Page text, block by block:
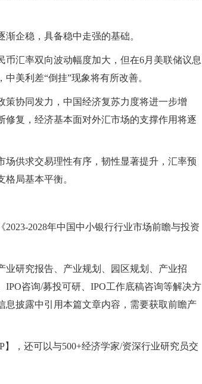
企稳，具备稳中走强的基础。
汇率双向波动幅度加大，但在6月美联储议息
美利差“倒挂”现象将有所改善。
策协同发力，中国经济复苏力度将进一步增
复，经济基本面对外汇市场的支撑作用将逐
场供求交易理性有序，韧性显著提升，汇率预
局基本平衡。
2028年中国中小银行行业市场前瞻与投资
业研究报告、产业规划、园区规划、产业招
咨询/募投可研、IPO工作底稿咨询等解决方
披露中引用本篇文章内容，需要获取前瞻产
，还可以与500+经济学家/资深行业研究员交